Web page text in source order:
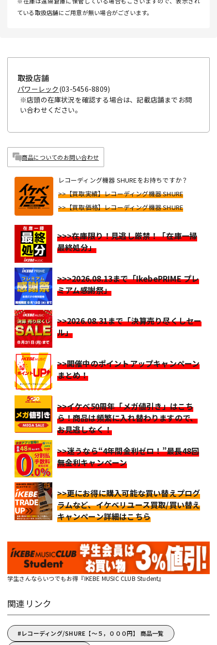
ている取扱店舗にご用意が無い場合がございます。
取扱店舗
パワーレック (03-5456-8809)
※店頭の在庫状況を確認する場合は、記載店舗までお問
い合わせください。
商品についてのお問い合わせ
レコーディング機器 SHUREをお持ちですか？
>>【買取実績】レコーディング機器 SHURE
>>【買取価格】レコーディング機器 SHURE
>>>在庫限り！見逃し厳禁！「在庫一掃
最終処分」
>>>2026.08.13まで「IkebePRIME プレ
ミアム感謝祭」
>>2026.08.31まで「決算売り尽くしセー
ル」
>>開催中のポイントアップキャンペーン
まとめ！
>>イケベ50周年「メガ値引き」はこち
ら！商品は頻繁に入れ替わりますので、
お見逃しなく！
>>迷うなら“4年間金利ゼロ！”最長48回
無金利キャンペーン
>>更にお得に購入可能な買い替えプログ
ラムなど、イケベリユース買取/買い替え
キャンペーン詳細はこちら
学生さんならいつでもお得『IKEBE MUSIC CLUB Student』
関連リンク
レコーディング/SHURE【～５，０００円】 商品一覧